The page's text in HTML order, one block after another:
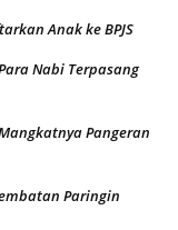
Anak ke BPJS
Nabi Terpasang
Pangeran
Paringin